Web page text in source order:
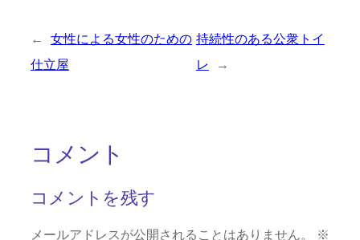
←
女性による女性のための
仕立屋
持続性のある公衆トイ
レ
→
コメント
コメントを残す
メールアドレスが公開されることはありません。
※